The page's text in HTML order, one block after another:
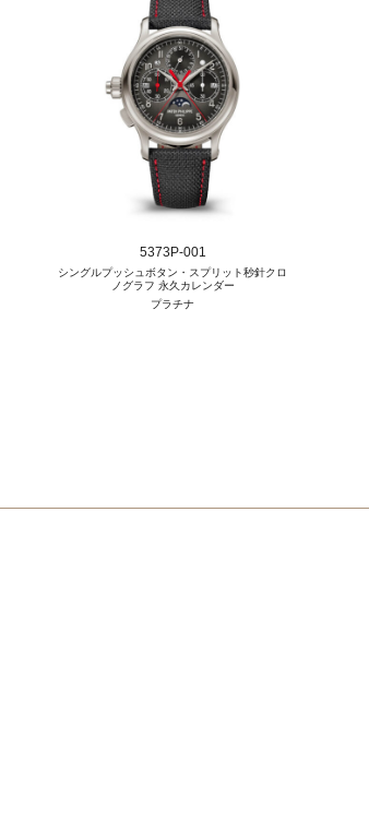
5373P-001
シングルプッシュボタン・スプリット秒針クロ
ノグラフ 永久カレンダー
プラチナ